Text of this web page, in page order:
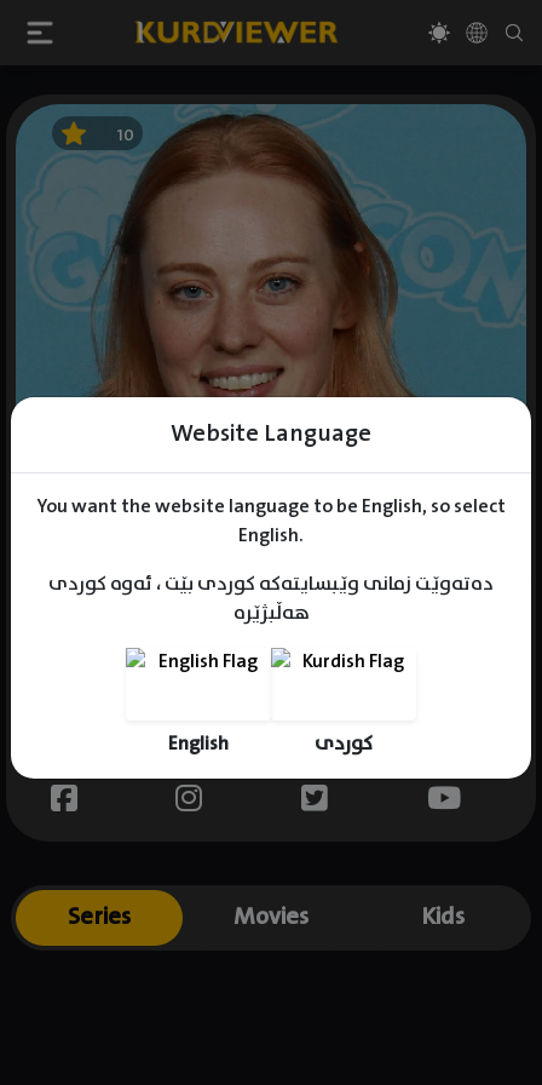
Website Language
You want the website language to be English, so select
English.
دەتەوێت زمانی وێبسایتەکە کوردی بێت ، ئەوە کوردی
هەڵبژێرە
English کوردی
10
Gender : female
Place of birth : USA
Series Movies Kids